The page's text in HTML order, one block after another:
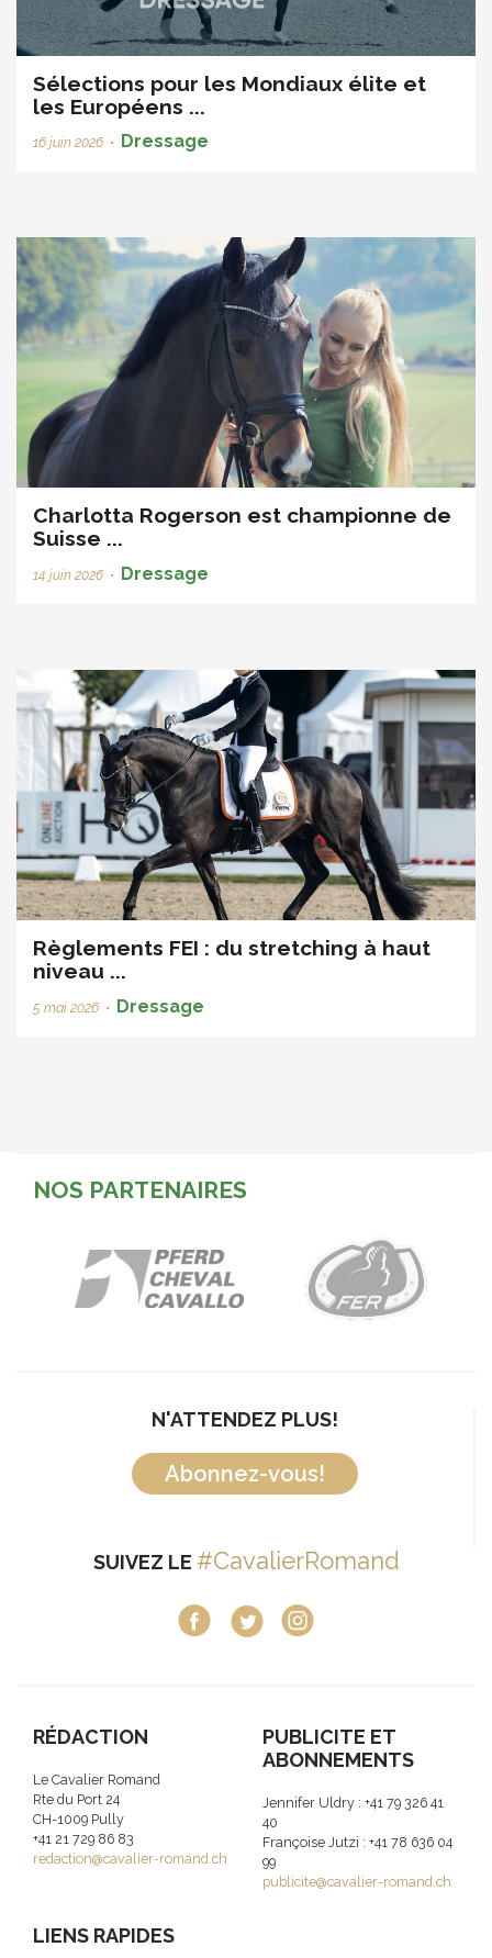
Sélections pour les Mondiaux élite et
les Européens ...
16 juin 2026 • Dressage
Charlotta Rogerson est championne de
Suisse ...
14 juin 2026 • Dressage
Règlements FEI : du stretching à haut
niveau ...
5 mai 2026 • Dressage
NOS PARTENAIRES
N'ATTENDEZ PLUS!
Abonnez-vous!
SUIVEZ LE #CavalierRomand
RÉDACTION
Le Cavalier Romand
Rte du Port 24
CH-1009 Pully
+41 21 729 86 83
redaction@cavalier-romand.ch
PUBLICITE ET
ABONNEMENTS
Jennifer Uldry : +41 79 326 41
40
Françoise Jutzi : +41 78 636 04
99
publicite@cavalier-romand.ch
LIENS RAPIDES